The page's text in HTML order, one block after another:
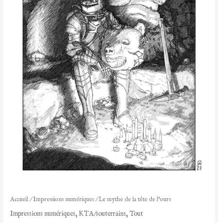
Accueil/Impressions numériques/ Le mythe de la tête de l’ours
Impressions numériques,KTA/souterrains,Tout